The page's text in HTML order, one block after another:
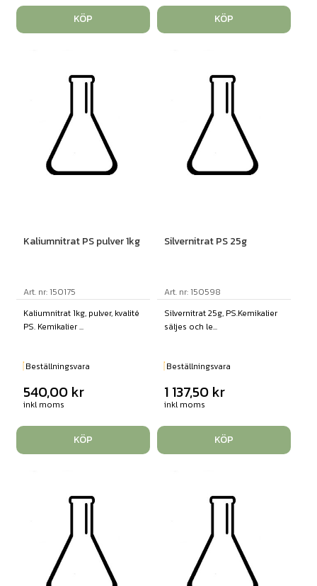
KÖP KÖP
Kaliumnitrat PS pulver 1kg
Art. nr: 150175
Kaliumnitrat 1kg, pulver, kvalité
PS. Kemikalier ...
Beställningsvara
540,00 kr
inkl moms
KÖP
Silvernitrat PS 25g
Art. nr: 150598
Silvernitrat 25g, PS.Kemikalier
säljes och le...
Beställningsvara
1 137,50 kr
inkl moms
KÖP